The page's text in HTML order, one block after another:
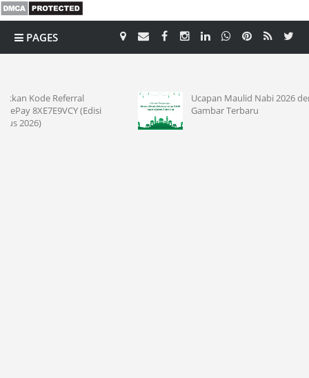
PAGES
Ucapan Maulid Nabi 2026 dengan
Gambar Terbaru